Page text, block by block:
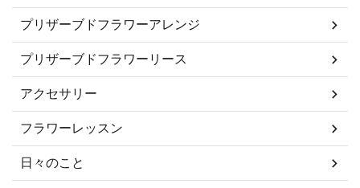
プリザーブドフラワーアレンジ
プリザーブドフラワーリース
アクセサリー
フラワーレッスン
日々のこと